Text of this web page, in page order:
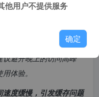
避开晚上的访问高峰
体验。
度缓慢，引发缓存问题
他用户不提供服务
确定